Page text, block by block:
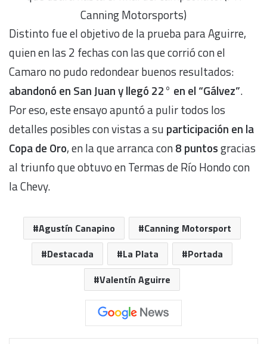
Canning Motorsports)
Distinto fue el objetivo de la prueba para Aguirre,
quien en las 2 fechas con las que corrió con el
Camaro no pudo redondear buenos resultados:
abandonó en San Juan y llegó 22° en el “Gálvez”.
Por eso, este ensayo apuntó a pulir todos los
detalles posibles con vistas a su participación en la
Copa de Oro, en la que arranca con8 puntosgracias
al triunfo que obtuvo en Termas de Río Hondo con
la Chevy.
Agustín Canapino
Canning Motorsport
Destacada
La Plata
Portada
Valentín Aguirre